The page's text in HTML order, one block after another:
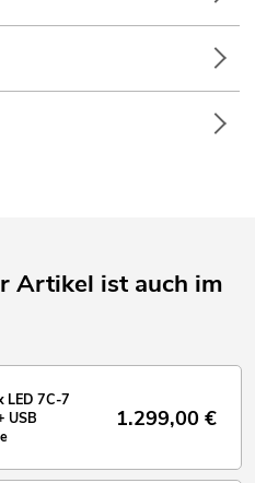
diesem Produkt finden Sie
Artikel ist auch im
LED 7C-7
USB
1.299,00 €